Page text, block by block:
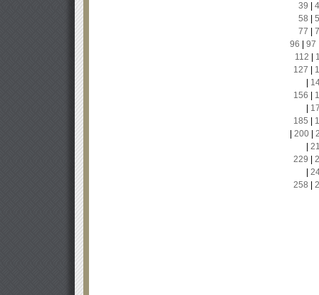
39
58
77
96
97
112
127
156
185
200|
229
258